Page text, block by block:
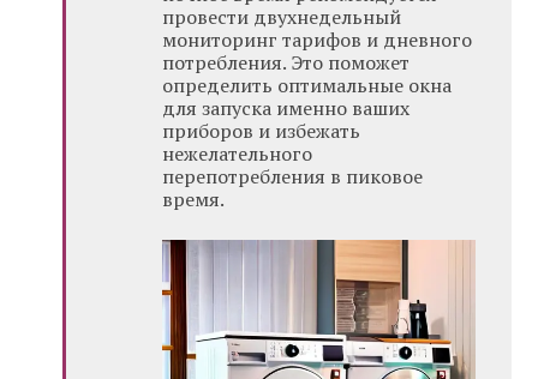
провести двухнедельный
мониторинг тарифов и дневного
потребления. Это поможет
определить оптимальные окна
для запуска именно ваших
приборов и избежать
нежелательного
перепотребления в пиковое
время.